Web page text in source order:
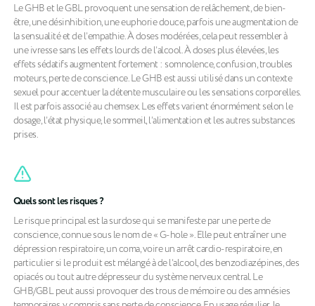
Le GHB et le GBL provoquent une sensation de relâchement, de bien-
être, une désinhibition, une euphorie douce, parfois une augmentation de
la sensualité et de l’empathie. À doses modérées, cela peut ressembler à
une ivresse sans les effets lourds de l’alcool. À doses plus élevées, les
effets sédatifs augmentent fortement : somnolence, confusion, troubles
moteurs, perte de conscience. Le GHB est aussi utilisé dans un contexte
sexuel pour accentuer la détente musculaire ou les sensations corporelles.
Il est parfois associé au chemsex. Les effets varient énormément selon le
dosage, l’état physique, le sommeil, l’alimentation et les autres substances
prises.
Quels sont les risques ?
Le risque principal est la surdose qui se manifeste par une perte de
conscience, connue sous le nom de « G-hole ». Elle peut entraîner une
dépression respiratoire, un coma, voire un arrêt cardio-respiratoire, en
particulier si le produit est mélangé à de l’alcool, des benzodiazépines, des
opiacés ou tout autre dépresseur du système nerveux central. Le
GHB/GBL peut aussi provoquer des trous de mémoire ou des amnésies